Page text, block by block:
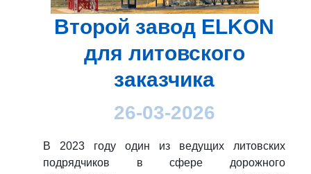
Второй завод ELKON
для литовского
заказчика
26-03-2026
В 2023 году один из ведущих литовских
подрядчиков в сфере дорожного